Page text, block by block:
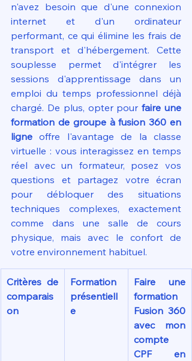
n'avez besoin que d'une connexion
internet et d'un ordinateur
performant, ce qui élimine les frais de
transport et d'hébergement. Cette
souplesse permet d'intégrer les
sessions d'apprentissage dans un
emploi du temps professionnel déjà
chargé. De plus, opter pour faire une
formation de groupe à fusion 360 en
ligne offre l'avantage de la classe
virtuelle : vous interagissez en temps
réel avec un formateur, posez vos
questions et partagez votre écran
pour débloquer des situations
techniques complexes, exactement
comme dans une salle de cours
physique, mais avec le confort de
votre environnement habituel.
Critères de
comparais
on
Formation
présentiell
e
Faire une
formation
Fusion 360
avec mon
compte
CPF en